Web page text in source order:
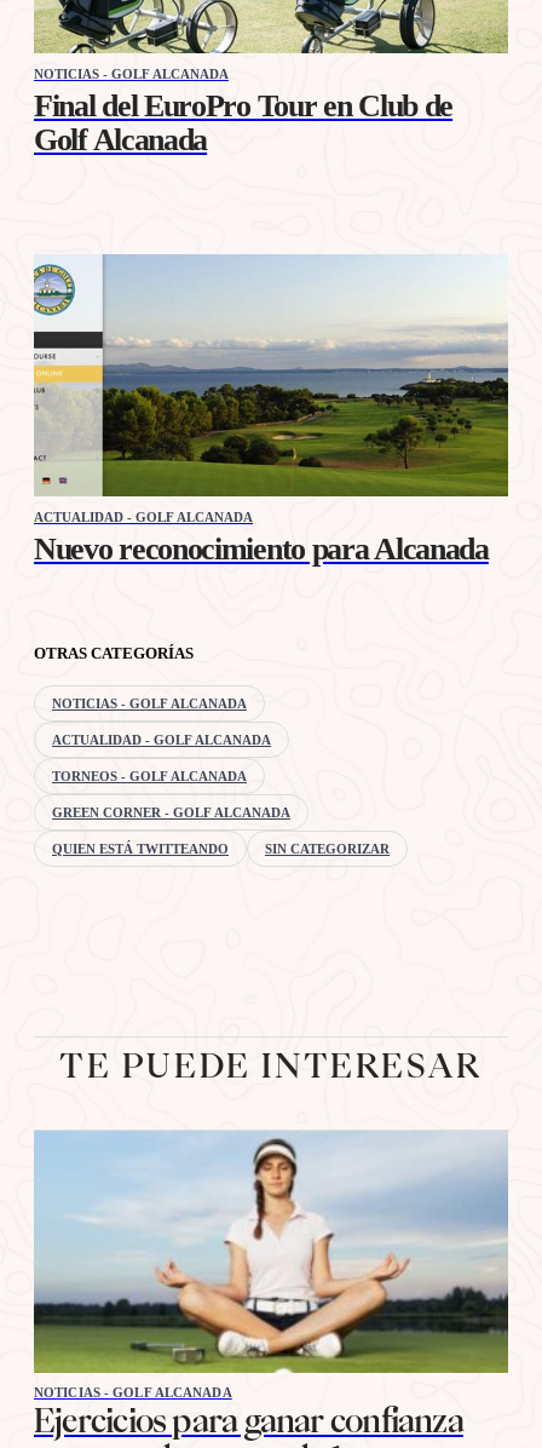
NOTICIAS - GOLF ALCANADA
Final del EuroPro Tour en Club de
Golf Alcanada
ACTUALIDAD - GOLF ALCANADA
Nuevo reconocimiento para Alcanada
OTRAS CATEGORÍAS
NOTICIAS - GOLF ALCANADA
ACTUALIDAD - GOLF ALCANADA
TORNEOS - GOLF ALCANADA
GREEN CORNER - GOLF ALCANADA
QUIEN ESTÁ TWITTEANDO SIN CATEGORIZAR
TE PUEDE INTERESAR
NOTICIAS - GOLF ALCANADA
Ejercicios para ganar confianza